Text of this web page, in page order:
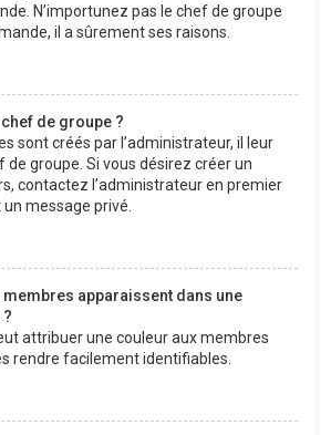
N’importunez pas le chef de groupe
il a sûrement ses raisons.
de groupe ?
sont créés par l’administrateur, il leur
groupe. Si vous désirez créer un
contactez l’administrateur en premier
message privé.
apparaissent dans une
attribuer une couleur aux membres
rendre facilement identifiables.